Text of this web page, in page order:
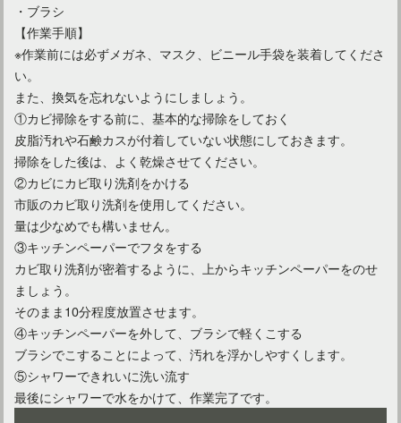
ユニットバスの設置！サイズや高さで注意すべきポイントは？
ユニットバスの水漏れ！原因に合わせた対処をしていこう！
・ブラシ
【作業手順】
※作業前には必ずメガネ、マスク、ビニール手袋を装着してくださ
い。
また、換気を忘れないようにしましょう。
①カビ掃除をする前に、基本的な掃除をしておく
皮脂汚れや石鹸カスが付着していない状態にしておきます。
掃除をした後は、よく乾燥させてください。
②カビにカビ取り洗剤をかける
市販のカビ取り洗剤を使用してください。
量は少なめでも構いません。
③キッチンペーパーでフタをする
カビ取り洗剤が密着するように、上からキッチンペーパーをのせ
ましょう。
そのまま10分程度放置させます。
④キッチンペーパーを外して、ブラシで軽くこする
ブラシでこすることによって、汚れを浮かしやすくします。
⑤シャワーできれいに洗い流す
最後にシャワーで水をかけて、作業完了です。